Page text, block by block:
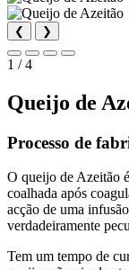
❮ ❯
1 / 4
Queijo de
Processo de
O queijo de Azeitão
coalhada após
acção de uma
verdadeiramente
Tem um tempo de